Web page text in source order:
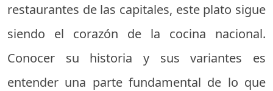
restaurantes de las capitales, este plato sigue
siendo el corazón de la cocina nacional.
Conocer su historia y sus variantes es
entender una parte fundamental de lo que